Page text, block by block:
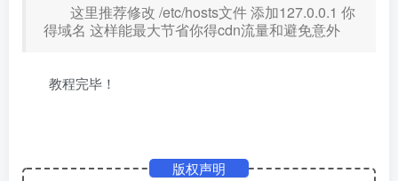
这里推荐修改 /etc/hosts文件 添加127.0.0.1 你
得域名 这样能最大节省你得cdn流量和避免意外
教程完毕！
版权声明